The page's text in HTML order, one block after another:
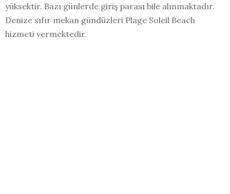
yüksektir. Bazı günlerde giriş parası bile alınmaktadır.
Denize sıfır mekan gündüzleri Plage Soleil Beach
hizmeti vermektedir.